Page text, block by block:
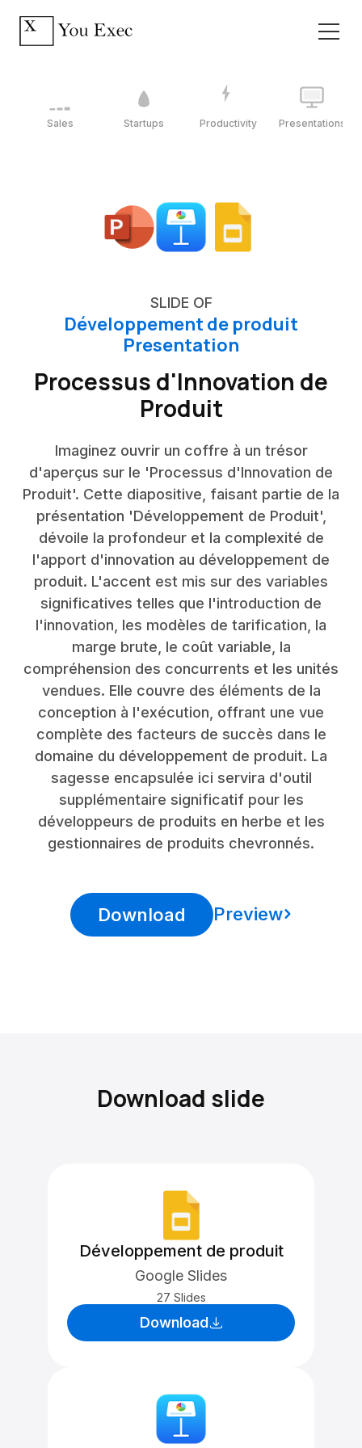
Sales Startups Productivity Presentations
SLIDE OF
Développement de produit
Presentation
Processus d'Innovation de
Produit
Imaginez ouvrir un coffre à un trésor
d'aperçus sur le 'Processus d'Innovation de
Produit'. Cette diapositive, faisant partie de la
présentation 'Développement de Produit',
dévoile la profondeur et la complexité de
l'apport d'innovation au développement de
produit. L'accent est mis sur des variables
significatives telles que l'introduction de
l'innovation, les modèles de tarification, la
marge brute, le coût variable, la
compréhension des concurrents et les unités
vendues. Elle couvre des éléments de la
conception à l'exécution, offrant une vue
complète des facteurs de succès dans le
domaine du développement de produit. La
sagesse encapsulée ici servira d'outil
supplémentaire significatif pour les
développeurs de produits en herbe et les
gestionnaires de produits chevronnés.
Download Preview
Download slide
Développement de produit
Google Slides
27 Slides
Download